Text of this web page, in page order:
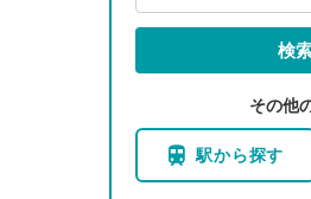
検
その他
駅から探す